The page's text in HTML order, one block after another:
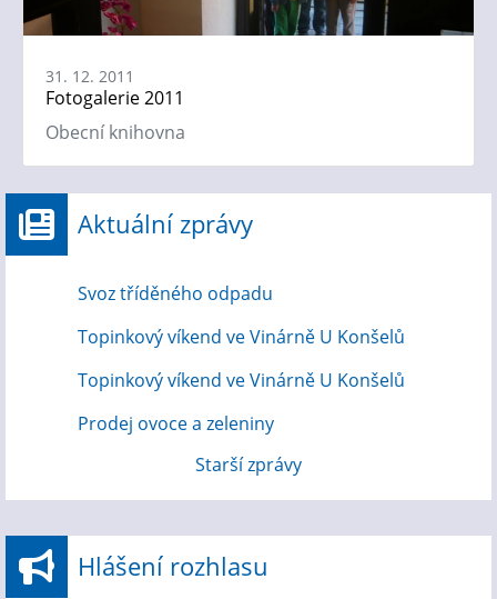
31. 12. 2011
Fotogalerie 2011
Obecní knihovna
Aktuální zprávy
Svoz tříděného odpadu
Topinkový víkend ve Vinárně U Konšelů
Topinkový víkend ve Vinárně U Konšelů
Prodej ovoce a zeleniny
Starší zprávy
Hlášení rozhlasu